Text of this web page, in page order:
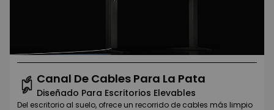
Canal De Cables Para La Pata
Diseñado Para Escritorios Elevables
Del escritorio al suelo, ofrece un recorrido de cables más limpio